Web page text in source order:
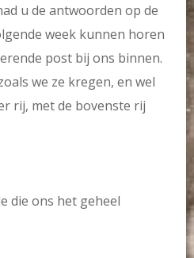
u de antwoorden op de
week kunnen horen
post bij ons binnen.
we ze kregen, en wel
rij, met de bovenste rij
die ons het geheel